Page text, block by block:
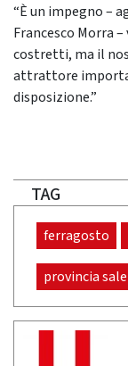
“È un impegno –
Francesco Morra
costretti, ma il
attrattore
disposizione.”
TAG
ferragosto
provincia